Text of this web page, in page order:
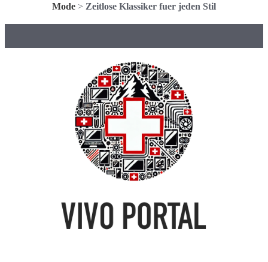
Mode > Zeitlose Klassiker fuer jeden Stil